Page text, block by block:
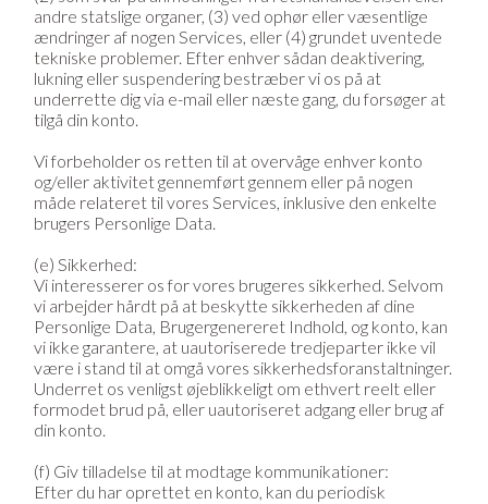
andre statslige organer, (3) ved ophør eller væsentlige
ændringer af nogen Services, eller (4) grundet uventede
tekniske problemer. Efter enhver sådan deaktivering,
lukning eller suspendering bestræber vi os på at
underrette dig via e-mail eller næste gang, du forsøger at
tilgå din konto.
Vi forbeholder os retten til at overvåge enhver konto
og/eller aktivitet gennemført gennem eller på nogen
måde relateret til vores Services, inklusive den enkelte
brugers Personlige Data.
(e) Sikkerhed:
Vi interesserer os for vores brugeres sikkerhed. Selvom
vi arbejder hårdt på at beskytte sikkerheden af dine
Personlige Data, Brugergenereret Indhold, og konto, kan
vi ikke garantere, at uautoriserede tredjeparter ikke vil
være i stand til at omgå vores sikkerhedsforanstaltninger.
Underret os venligst øjeblikkeligt om ethvert reelt eller
formodet brud på, eller uautoriseret adgang eller brug af
din konto.
(f) Giv tilladelse til at modtage kommunikationer:
Efter du har oprettet en konto, kan du periodisk